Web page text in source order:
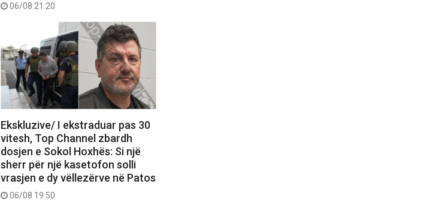
06/08 21:20
Ekskluzive/ I ekstraduar pas 30
vitesh, Top Channel zbardh
dosjen e Sokol Hoxhës: Si një
sherr për një kasetofon solli
vrasjen e dy vëllezërve në Patos
06/08 19:50